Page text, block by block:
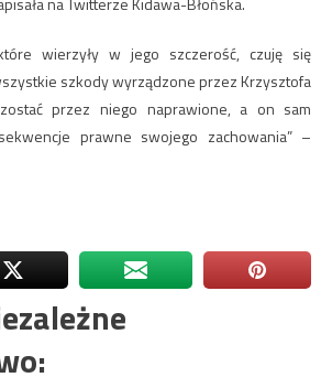
wierzyły w jego szczerość, czuję się
szkody wyrządzone przez Krzysztofa
przez niego naprawione, a on sam
prawne swojego zachowania” –